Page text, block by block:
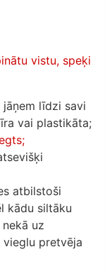
vistu, speķi
līdzi savi
vai plastikāta;
atbilstoši
kādu siltāku
uz
vieglu pretvēja